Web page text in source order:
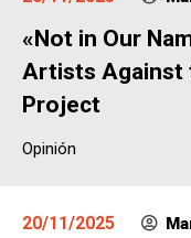
«Not in Our
Artists Against
Project
Opinión
20/11/2025